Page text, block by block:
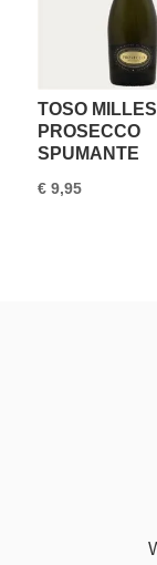
TOSO
PROSECCO
SPUMANTE
€9,95